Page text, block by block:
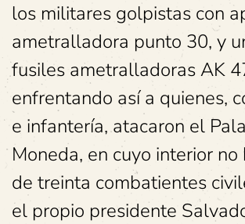
los militares golpistas con
ametralladora punto 30, y
fusiles ametralladoras AK
enfrentando así a quienes,
e infantería, atacaron el
Moneda, en cuyo interior
de treinta combatientes
el propio presidente